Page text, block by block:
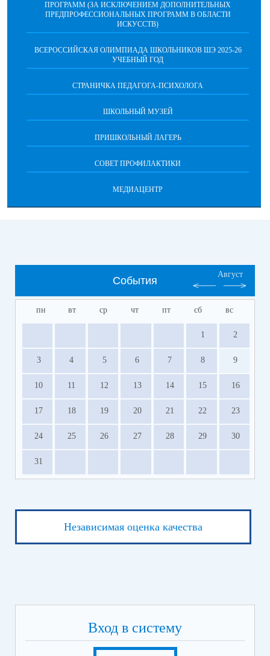
ПРОГРАММ (ЗА ИСКЛЮЧЕНИЕМ ДОПОЛНИТЕЛЬНЫХ
ПРЕДПРОФЕССИОНАЛЬНЫХ ПРОГРАММ В ОБЛАСТИ
ИСКУССТВ)
ВСЕРОССИЙСКАЯ ОЛИМПИАДА ШКОЛЬНИКОВ ШЭ 2025-26
УЧЕБНЫЙ ГОД
СТРАНИЧКА ПЕДАГОГА-ПСИХОЛОГА
ШКОЛЬНЫЙ МУЗЕЙ
ПРИШКОЛЬНЫЙ ЛАГЕРЬ
СОВЕТ ПРОФИЛАКТИКИ
МЕДИАЦЕНТР
События
Август
пн вт ср чт пт сб вс
1 2
3 4 5 6 7 8 9
10 11 12 13 14 15 16
17 18 19 20 21 22 23
24 25 26 27 28 29 30
31
Независимая оценка качества
Вход в систему